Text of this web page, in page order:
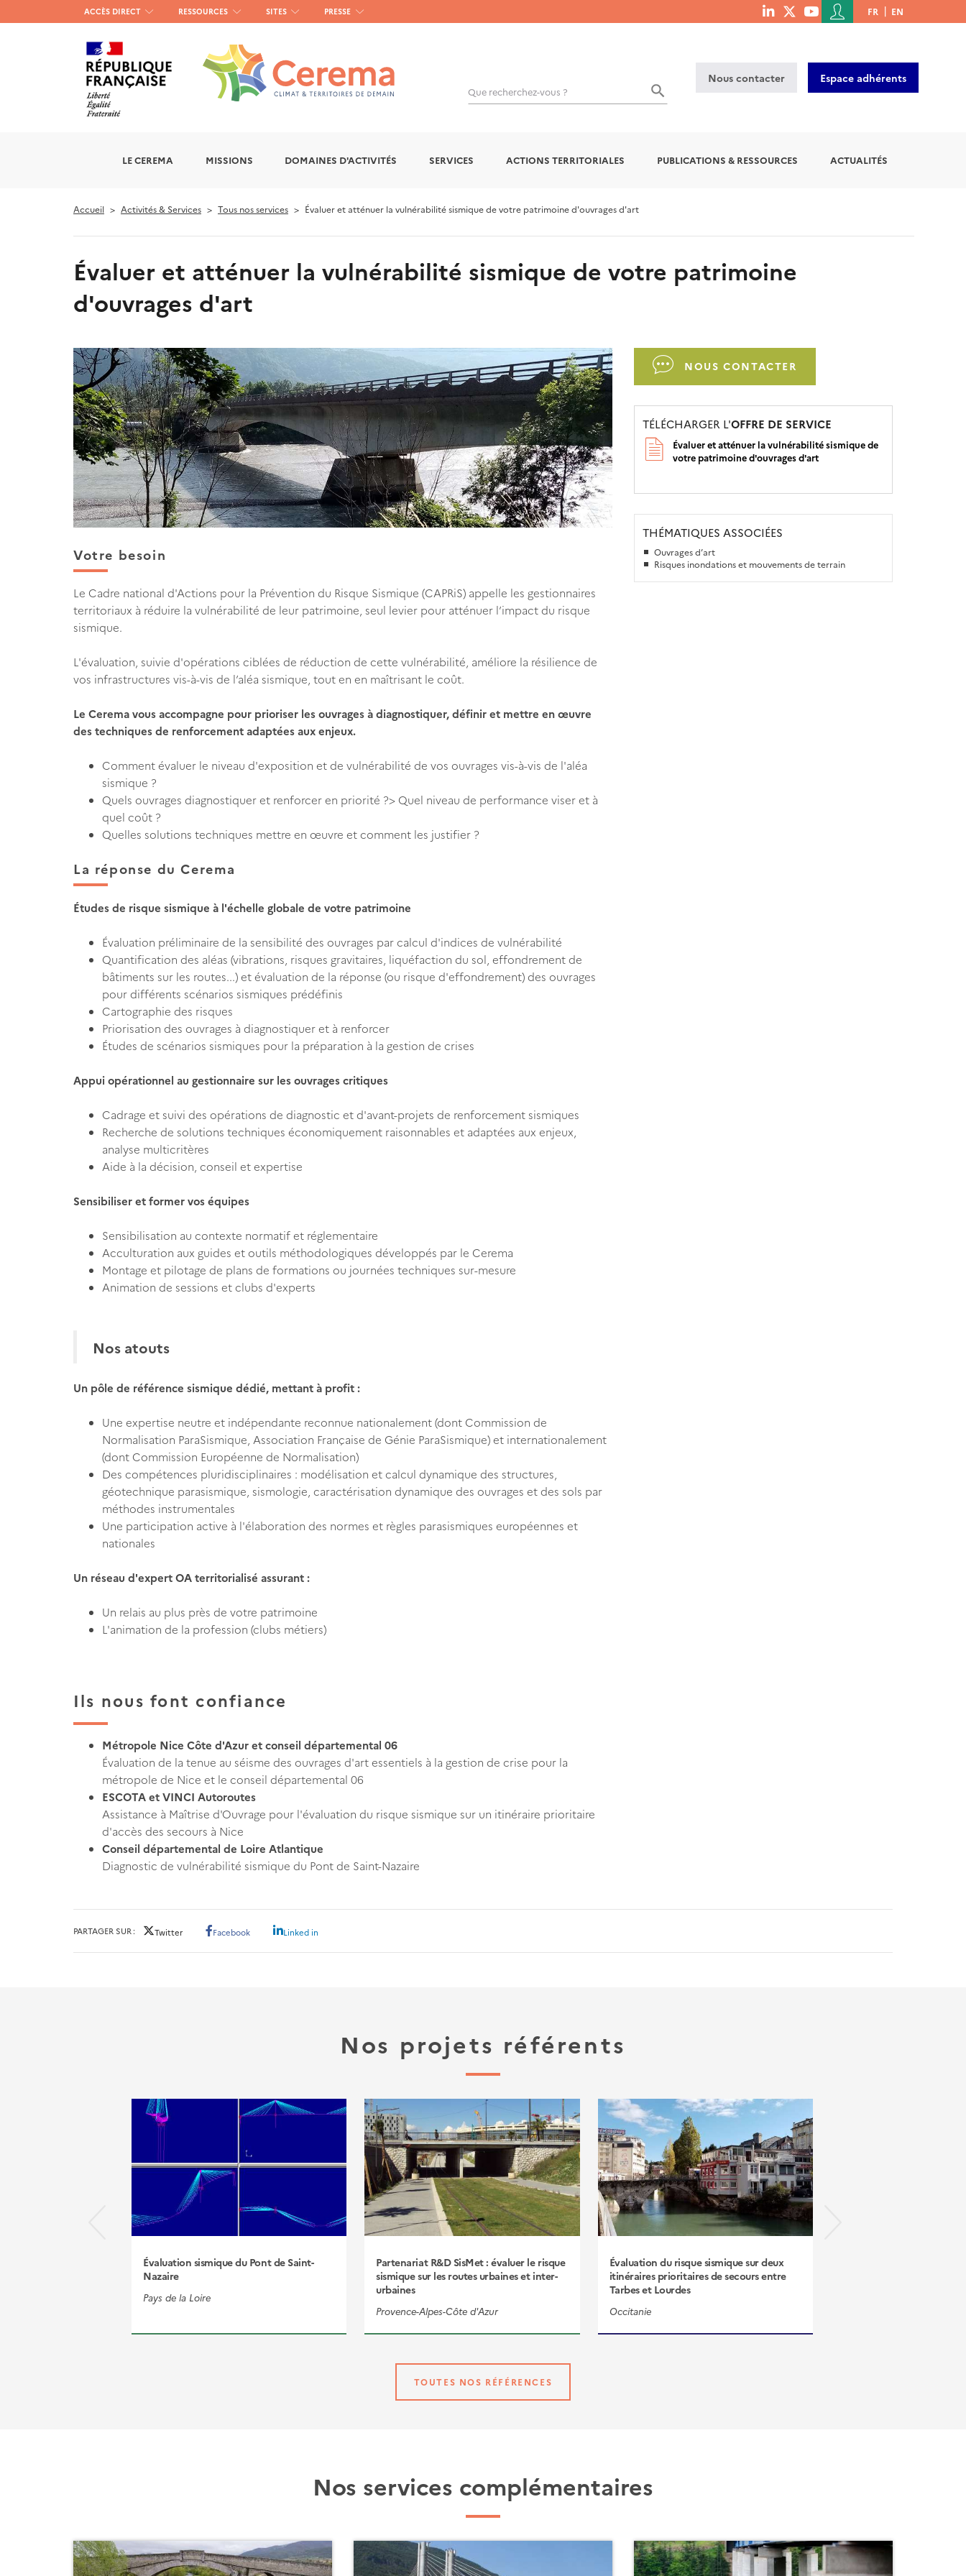
Menu
haut
gauche
ACCÈS DIRECT RESSOURCES SITES PRESSE
menu
Menu
du
de
l'utilisateur
FR EN
Que recherchez-vous ?
Nous contacter Espace adhérents
LE CEREMA MISSIONS DOMAINES D'ACTIVITÉS SERVICES ACTIONS TERRITORIALES PUBLICATIONS & RESSOURCES ACTUALITÉS
Accueil Activités & Services Tous nos services Évaluer et atténuer la vulnérabilité sismique de votre patrimoine d'ouvrages d'art
Évaluer et atténuer la vulnérabilité sismique de votre patrimoine
d'ouvrages d'art
Votre besoin
Le Cadre national d'Actions pour la Prévention du Risque Sismique (CAPRiS) appelle les gestionnaires
territoriaux à réduire la vulnérabilité de leur patrimoine, seul levier pour atténuer l’impact du risque
sismique.
L'évaluation, suivie d'opérations ciblées de réduction de cette vulnérabilité, améliore la résilience de
vos infrastructures vis-à-vis de l’aléa sismique, tout en en maîtrisant le coût.
Le Cerema vous accompagne pour prioriser les ouvrages à diagnostiquer, définir et mettre en œuvre
des techniques de renforcement adaptées aux enjeux.
Comment évaluer le niveau d'exposition et de vulnérabilité de vos ouvrages vis-à-vis de l'aléa
sismique ?
Quels ouvrages diagnostiquer et renforcer en priorité ?> Quel niveau de performance viser et à
quel coût ?
Quelles solutions techniques mettre en œuvre et comment les justifier ?
La réponse du Cerema
Études de risque sismique à l'échelle globale de votre patrimoine
Évaluation préliminaire de la sensibilité des ouvrages par calcul d'indices de vulnérabilité
Quantification des aléas (vibrations, risques gravitaires, liquéfaction du sol, effondrement de
bâtiments sur les routes...) et évaluation de la réponse (ou risque d'effondrement) des ouvrages
pour différents scénarios sismiques prédéfinis
Cartographie des risques
Priorisation des ouvrages à diagnostiquer et à renforcer
Études de scénarios sismiques pour la préparation à la gestion de crises
Appui opérationnel au gestionnaire sur les ouvrages critiques
Cadrage et suivi des opérations de diagnostic et d'avant-projets de renforcement sismiques
Recherche de solutions techniques économiquement raisonnables et adaptées aux enjeux,
analyse multicritères
Aide à la décision, conseil et expertise
Sensibiliser et former vos équipes
Sensibilisation au contexte normatif et réglementaire
Acculturation aux guides et outils méthodologiques développés par le Cerema
Montage et pilotage de plans de formations ou journées techniques sur-mesure
Animation de sessions et clubs d'experts
Nos atouts
Un pôle de référence sismique dédié, mettant à profit :
Une expertise neutre et indépendante reconnue nationalement (dont Commission de
Normalisation ParaSismique, Association Française de Génie ParaSismique) et internationalement
(dont Commission Européenne de Normalisation)
Des compétences pluridisciplinaires : modélisation et calcul dynamique des structures,
géotechnique parasismique, sismologie, caractérisation dynamique des ouvrages et des sols par
méthodes instrumentales
Une participation active à l'élaboration des normes et règles parasismiques européennes et
nationales
Un réseau d'expert OA territorialisé assurant :
Un relais au plus près de votre patrimoine
L'animation de la profession (clubs métiers)
Ils nous font confiance
Métropole Nice Côte d'Azur et conseil départemental 06
Évaluation de la tenue au séisme des ouvrages d'art essentiels à la gestion de crise pour la
métropole de Nice et le conseil départemental 06
ESCOTA et VINCI Autoroutes
Assistance à Maîtrise d'Ouvrage pour l'évaluation du risque sismique sur un itinéraire prioritaire
d'accès des secours à Nice
Conseil départemental de Loire Atlantique
Diagnostic de vulnérabilité sismique du Pont de Saint-Nazaire
NOUS CONTACTER
TÉLÉCHARGER L'OFFRE DE SERVICE
Évaluer et atténuer la vulnérabilité sismique de
votre patrimoine d'ouvrages d'art
THÉMATIQUES ASSOCIÉES
Ouvrages d’art
Risques inondations et mouvements de terrain
PARTAGER SUR Twitter Facebook Linked in
Nos projets référents
Évaluation sismique du Pont de Saint-
Nazaire
Pays de la Loire
Partenariat R&D SisMet : évaluer le risque
sismique sur les routes urbaines et inter-
urbaines
Provence-Alpes-Côte d'Azur
Évaluation du risque sismique sur deux
itinéraires prioritaires de secours entre
Tarbes et Lourdes
Occitanie
TOUTES NOS RÉFÉRENCES
Nos services complémentaires